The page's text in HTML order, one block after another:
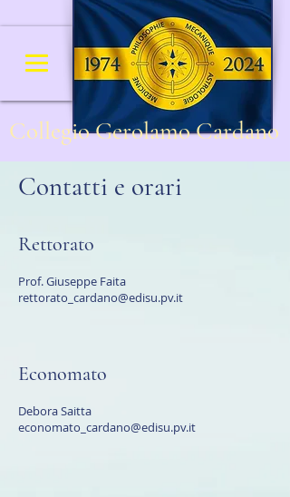
Collegio Gerolamo Cardano
Contatti e orari
Rettorato
Prof. Giuseppe Faita
rettorato_cardano@edisu.pv.it
Economato
Debora Saitta
economato_cardano@edisu.pv.it